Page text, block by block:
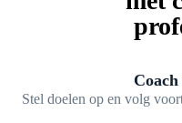
Stel doelen op en volg